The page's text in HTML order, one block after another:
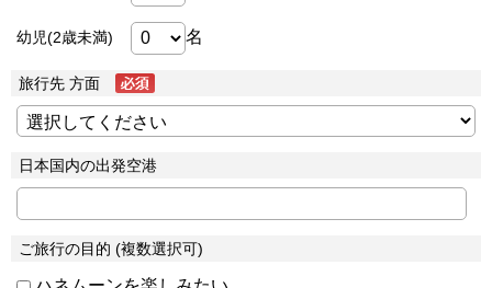
幼児(2歳未満) 名
旅行先 方面
日本国内の出発空港
ご旅行の目的 (複数選択可)